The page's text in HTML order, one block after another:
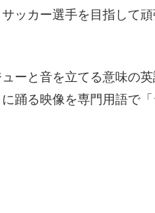
ッカー選手を目指して
ーと音を立てる意味の
踊る映像を専門用語で